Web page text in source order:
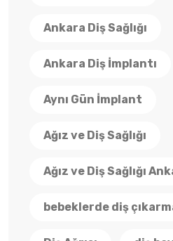
Ankara Diş Sağlığı
Ankara Diş İmplantı
Aynı Gün İmplant
Ağız ve Diş Sağlığı
Ağız ve Diş Sağlığı
bebeklerde diş